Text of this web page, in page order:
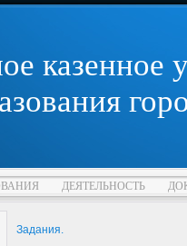
казенное
ДЕЯТЕЛЬНОСТЬ
Задания.